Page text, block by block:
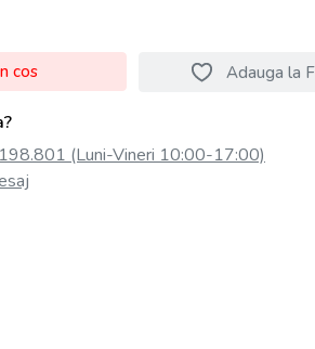
cos Adauga la
(Luni-Vineri 10:00-17:00)